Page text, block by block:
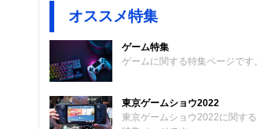
オススメ特集
ゲーム特集
ゲームに関する特集ページです。
東京ゲームショウ2022
東京ゲームショウ2022に関する